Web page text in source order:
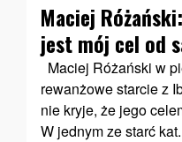
Maciej
jest mój cel od
Maciej Różański w
rewanżowe starcie z
nie kryje, że jego
W jednym ze starć